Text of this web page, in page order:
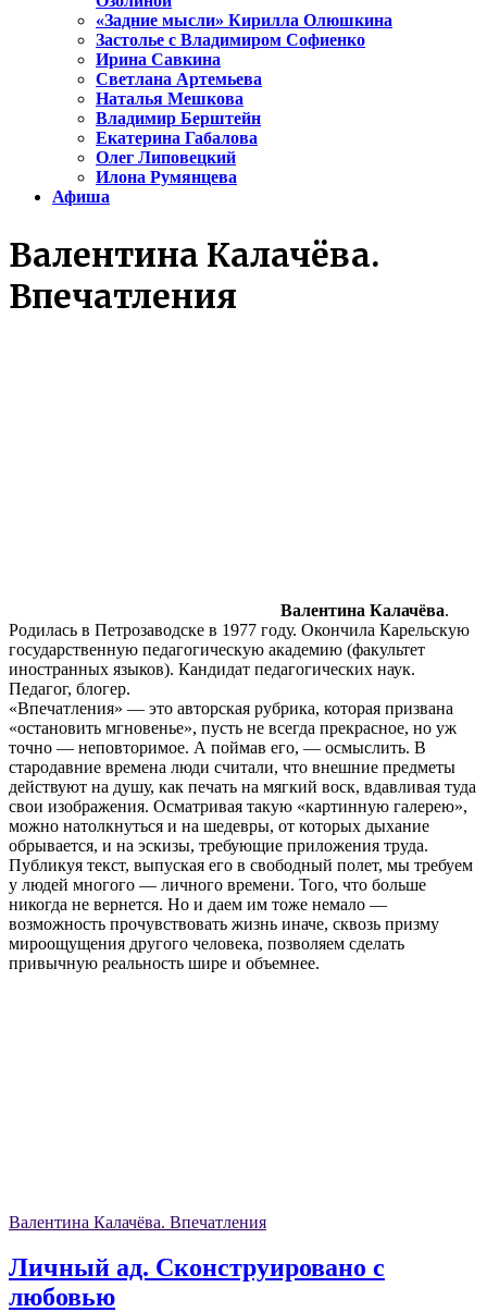
«Задние мысли» Кирилла Олюшкина
Застолье с Владимиром Софиенко
Ирина Савкина
Светлана Артемьева
Наталья Мешкова
Владимир Берштейн
Екатерина Габалова
Олег Липовецкий
Илона Румянцева
Афиша
Валентина Калачёва.
Впечатления
Валентина Калачёва.
Родилась в Петрозаводске в 1977 году. Окончила Карельскую
государственную педагогическую академию (факультет
иностранных языков). Кандидат педагогических наук.
Педагог, блогер.
«Впечатления» — это авторская рубрика, которая призвана
«остановить мгновенье», пусть не всегда прекрасное, но уж
точно — неповторимое. А поймав его, — осмыслить. В
стародавние времена люди считали, что внешние предметы
действуют на душу, как печать на мягкий воск, вдавливая туда
свои изображения. Осматривая такую «картинную галерею»,
можно натолкнуться и на шедевры, от которых дыхание
обрывается, и на эскизы, требующие приложения труда.
Публикуя текст, выпуская его в свободный полет, мы требуем
у людей многого — личного времени. Того, что больше
никогда не вернется. Но и даем им тоже немало —
возможность прочувствовать жизнь иначе, сквозь призму
мироощущения другого человека, позволяем сделать
привычную реальность шире и объемнее.
Валентина Калачёва. Впечатления
Личный ад. Сконструировано с
любовью